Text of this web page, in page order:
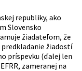
republiky, ako
Slovensko
žiadateľom, že
predkladanie žiadostí
príspevku (ďalej len
zameranej na